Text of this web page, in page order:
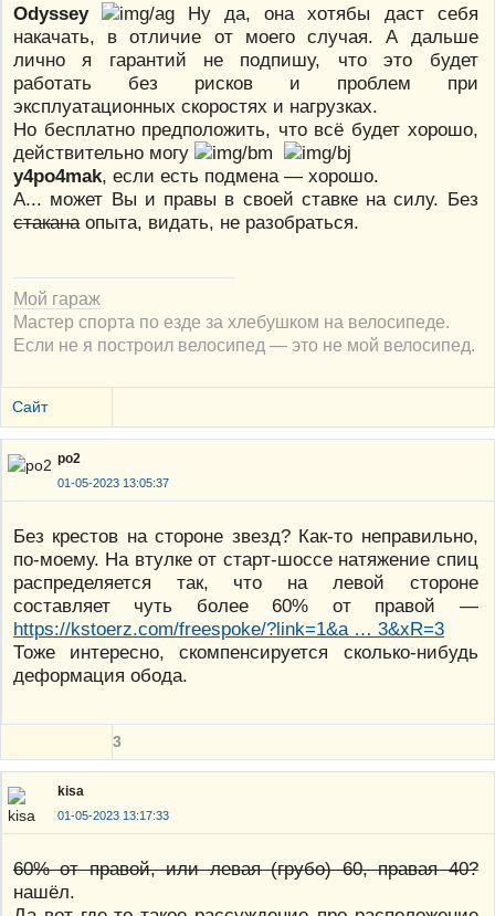
Odyssey
Ну да, она хотябы даст себя
накачать, в отличие от моего случая. А дальше
лично я гарантий не подпишу, что это будет
работать без рисков и проблем при
эксплуатационных скоростях и нагрузках.
Но бесплатно предположить, что всё будет хорошо,
действительно могу
y4po4mak, если есть подмена — хорошо.
А... может Вы и правы в своей ставке на силу. Без
стакана опыта, видать, не разобраться.
Мой гараж
Мастер спорта по езде за хлебушком на велосипеде.
Если не я построил велосипед — это не мой велосипед.
Сайт
po2
01-05-2023 13:05:37
Без крестов на стороне звезд? Как-то неправильно,
по-моему. На втулке от старт-шоссе натяжение спиц
распределяется так, что на левой стороне
составляет чуть более 60% от правой —
https://kstoerz.com/freespoke/?link=1&a … 3&xR=3
Тоже интересно, скомпенсируется сколько-нибудь
деформация обода.
3
kisa
01-05-2023 13:17:33
60% от правой, или левая (грубо) 60, правая 40?
нашёл.